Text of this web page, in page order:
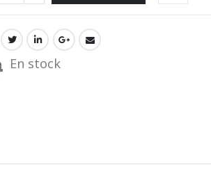
En stock